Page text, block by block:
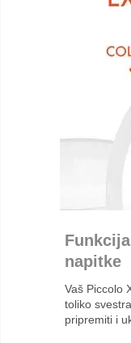
napitke
Vaš Piccolo
toliko
pripremiti i